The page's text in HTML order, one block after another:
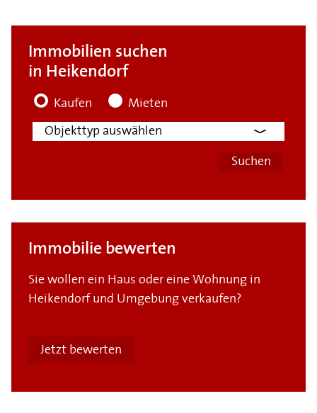
Immobilien suchen
in Heikendorf
Kaufen Mieten
Immobilie bewerten
Sie wollen ein Haus oder eine Wohnung in
Heikendorf und Umgebung verkaufen?
Jetzt bewerten